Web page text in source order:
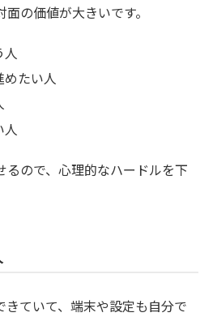
の価値が大きいです。
人
めたい人
るので、心理的なハードルを下
きていて、端末や設定も自分で